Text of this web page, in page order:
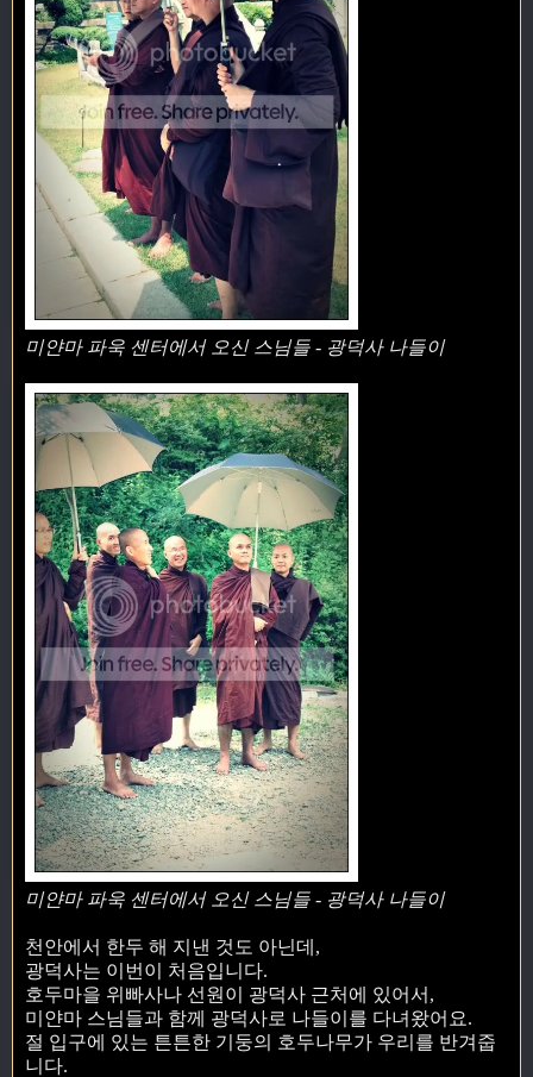
미얀마 파욱 센터에서 오신 스님들 - 광덕사 나들이
미얀마 파욱 센터에서 오신 스님들 - 광덕사 나들이
천안에서 한두 해 지낸 것도 아닌데,
광덕사는 이번이 처음입니다.
호두마을 위빠사나 선원이 광덕사 근처에 있어서,
미얀마 스님들과 함께 광덕사로 나들이를 다녀왔어요.
절 입구에 있는 튼튼한 기둥의 호두나무가 우리를 반겨줍
니다.